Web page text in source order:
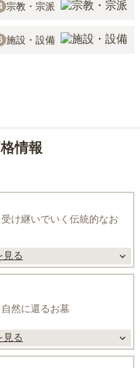
宗教・宗派
施設・設備
情報
け継いでいく伝統的なお
見る
然に還るお墓
見る